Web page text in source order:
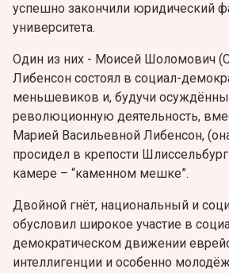
успешно закончили юридический
университета.
Один из них - Моисей Шоломович
Либенсон состоял в социал-
меньшевиков и, будучи
революционную деятельность,
Марией Васильевной Либенсон,
просидел в крепости
камере – “каменном мешке”.
Двойной гнёт, национальный и
обусловил широкое участие в
демократическом движении
интеллигенции и особенно